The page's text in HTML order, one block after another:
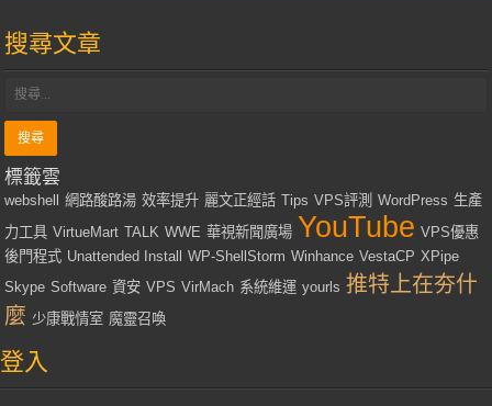
搜尋文章
標籤雲
webshell 網路酸路湯 效率提升 麗文正經話 Tips VPS評測 WordPress 生產
力工具 VirtueMart TALK WWE 華視新聞廣場 YouTube VPS優惠
後門程式 Unattended Install WP-ShellStorm Winhance VestaCP XPipe
Skype Software 資安 VPS VirMach 系統維運 yourls 推特上在夯什
麼 少康戰情室 魔靈召喚
登入